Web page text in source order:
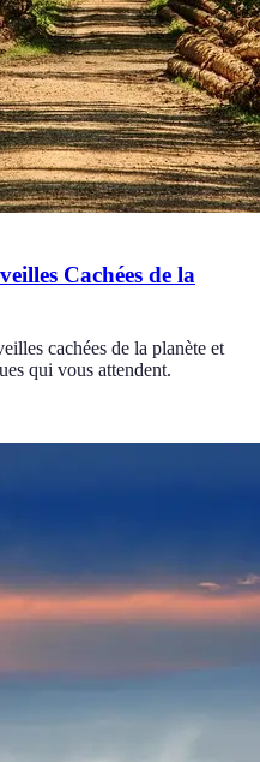
Cachées de la
cachées de la planète et
qui vous attendent.